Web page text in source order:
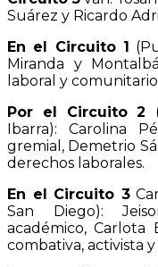
Suárez y Ricardo
En el
Circuito 1
Miranda y
laboral y
Por el Circuito 2
Ibarra): Carolina
gremial, Demetrio
derechos laborales.
En el Circuito 3
San Diego):
académico, Carlota
combativa, activista